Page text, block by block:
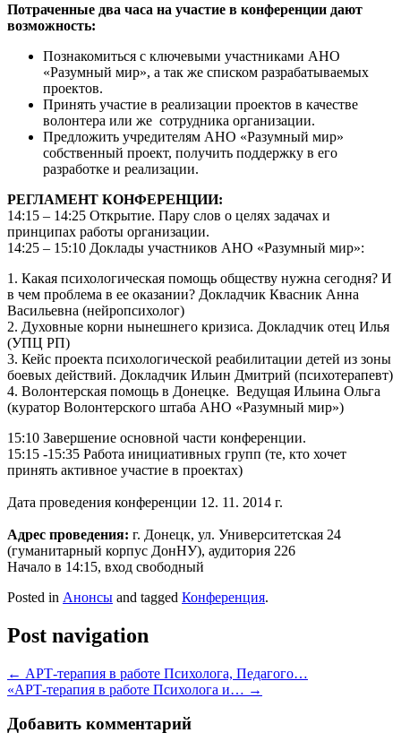
Потраченные два часа на участие в конференции дают
возможность:
Познакомиться с ключевыми участниками АНО
«Разумный мир», а так же списком разрабатываемых
проектов.
Принять участие в реализации проектов в качестве
волонтера или же сотрудника организации.
Предложить учредителям АНО «Разумный мир»
собственный проект, получить поддержку в его
разработке и реализации.
РЕГЛАМЕНТ КОНФЕРЕНЦИИ:
14:15 – 14:25 Открытие. Пару слов о целях задачах и
принципах работы организации.
14:25 – 15:10 Доклады участников АНО «Разумный мир»:
1. Какая психологическая помощь обществу нужна сегодня? И
в чем проблема в ее оказании? Докладчик Квасник Анна
Васильевна (нейропсихолог)
2. Духовные корни нынешнего кризиса. Докладчик отец Илья
(УПЦ РП)
3. Кейс проекта психологической реабилитации детей из зоны
боевых действий. Докладчик Ильин Дмитрий (психотерапевт)
4. Волонтерская помощь в Донецке. Ведущая Ильина Ольга
(куратор Волонтерского штаба АНО «Разумный мир»)
15:10 Завершение основной части конференции.
15:15 -15:35 Работа инициативных групп (те, кто хочет
принять активное участие в проектах)
Дата проведения конференции 12. 11. 2014 г.
Адрес проведения: г. Донецк, ул. Университетская 24
(гуманитарный корпус ДонНУ), аудитория 226
Начало в 14:15, вход свободный
Posted in Анонсы and tagged Конференция.
Post navigation
← АРТ-терапия в работе Психолога, Педагого…
«АРТ-терапия в работе Психолога и… →
Добавить комментарий